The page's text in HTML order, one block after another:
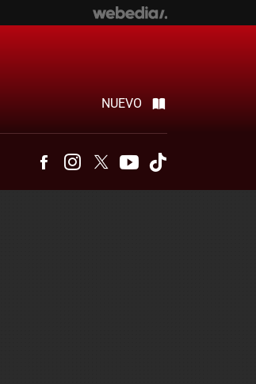
NUEVO
FacebookInstagram
Twitter Youtube